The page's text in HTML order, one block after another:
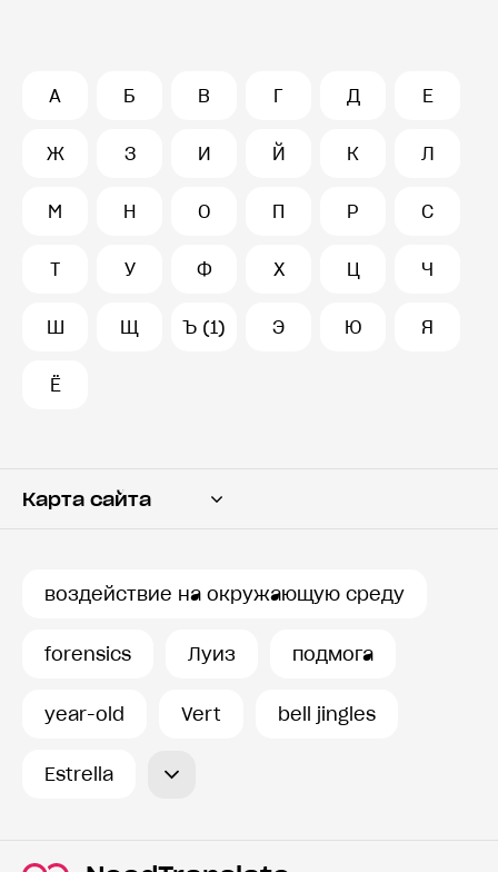
А Б В Г Д Е
Ж З И Й К Л
М Н О П Р С
Т У Ф Х Ц Ч
Ш Щ Ъ (1) Э Ю Я
Ё
Карта сайта
воздействие на окружающую среду
forensics Луиз подмога
year-old Vert bell jingles
Estrella